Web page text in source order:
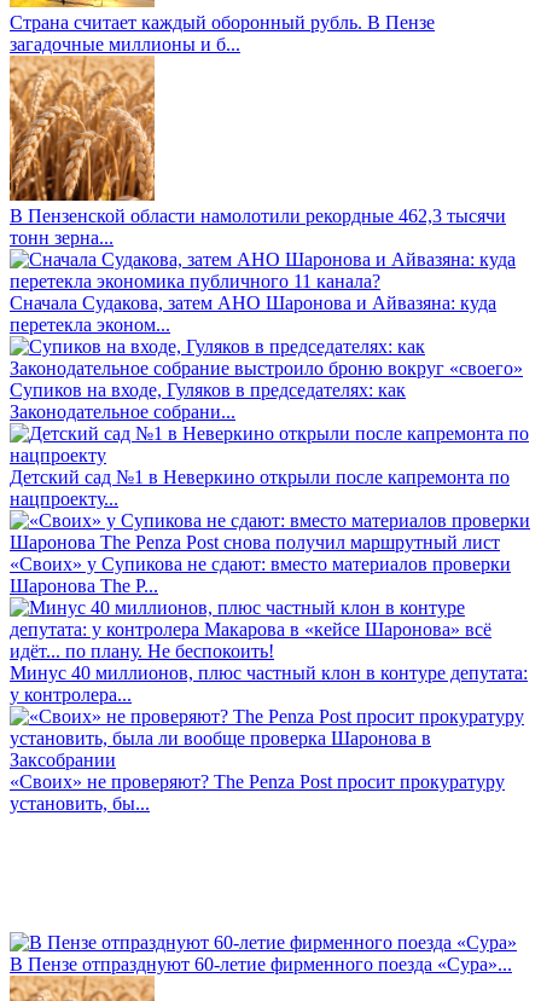
Страна считает каждый оборонный рубль. В Пензе
загадочные миллионы и б...
В Пензенской области намолотили рекордные 462,3 тысячи
тонн зерна...
Сначала Судакова, затем АНО Шаронова и Айвазяна: куда
перетекла эконом...
Супиков на входе, Гуляков в председателях: как
Законодательное собрани...
Детский сад №1 в Неверкино открыли после капремонта по
нацпроекту...
«Своих» у Супикова не сдают: вместо материалов проверки
Шаронова The P...
Минус 40 миллионов, плюс частный клон в контуре депутата:
у контролера...
«Своих» не проверяют? The Penza Post просит прокуратуру
установить, бы...
В Пензе отпразднуют 60-летие фирменного поезда «Сура»...